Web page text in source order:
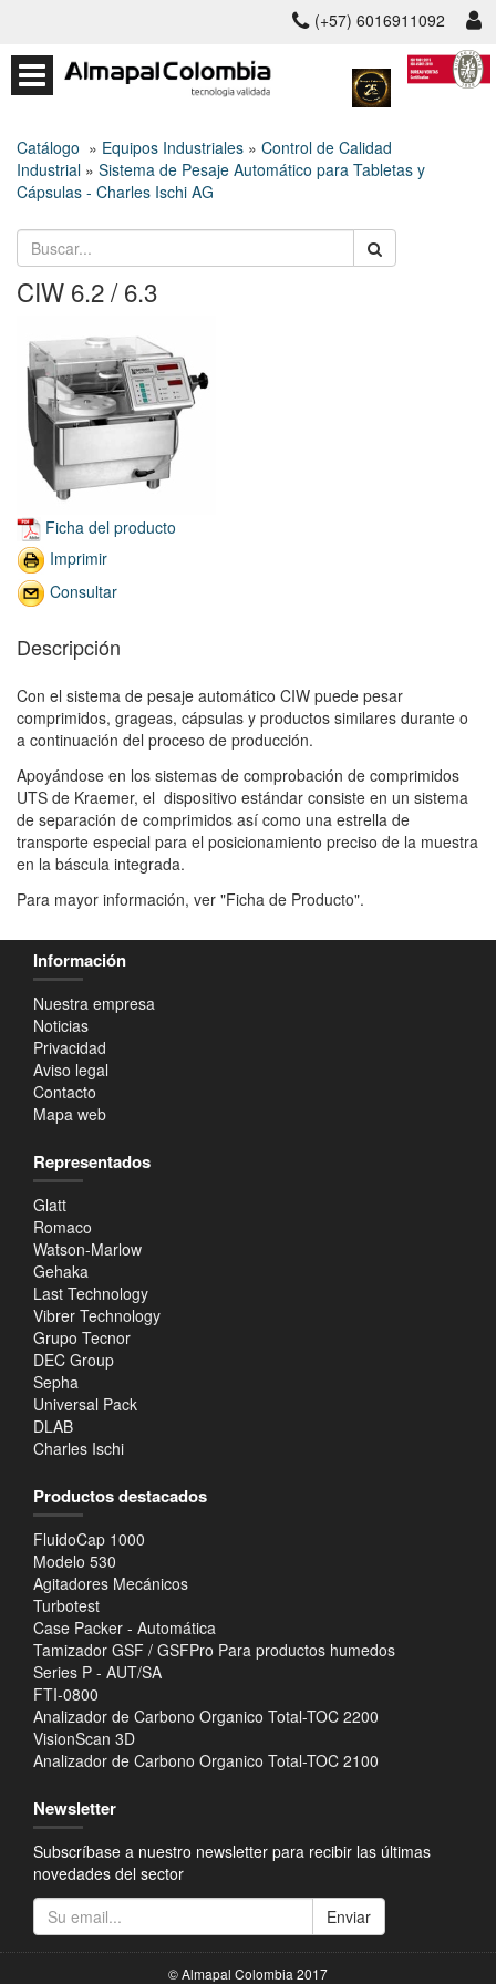
(+57) 6016911092
Catálogo » Equipos Industriales » Control de Calidad
Industrial » Sistema de Pesaje Automático para Tabletas y
Cápsulas - Charles Ischi AG
CIW 6.2 / 6.3
Ficha del producto
Imprimir
Consultar
Descripción
Con el sistema de pesaje automático CIW puede pesar
comprimidos, grageas, cápsulas y productos similares durante o
a continuación del proceso de producción.
Apoyándose en los sistemas de comprobación de comprimidos
UTS de Kraemer, el dispositivo estándar consiste en un sistema
de separación de comprimidos así como una estrella de
transporte especial para el posicionamiento preciso de la muestra
en la báscula integrada.
Para mayor información, ver "Ficha de Producto".
Información
Nuestra empresa
Noticias
Privacidad
Aviso legal
Contacto
Mapa web
Representados
Glatt
Romaco
Watson-Marlow
Gehaka
Last Technology
Vibrer Technology
Grupo Tecnor
DEC Group
Sepha
Universal Pack
DLAB
Charles Ischi
Productos destacados
FluidoCap 1000
Modelo 530
Agitadores Mecánicos
Turbotest
Case Packer - Automática
Tamizador GSF / GSFPro Para productos humedos
Series P - AUT/SA
FTI-0800
Analizador de Carbono Organico Total-TOC 2200
VisionScan 3D
Analizador de Carbono Organico Total-TOC 2100
Newsletter
Subscríbase a nuestro newsletter para recibir las últimas
novedades del sector
Enviar
© Almapal Colombia 2017